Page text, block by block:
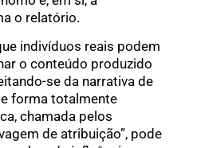
o relatório.
indivíduos reais podem
o conteúdo produzido
se da narrativa de
forma totalmente
chamada pelos
de atribuição”, pode